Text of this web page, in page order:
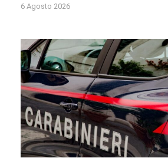
6 Agosto 2026